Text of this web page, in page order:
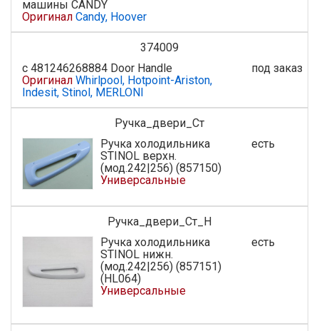
машины CANDY
Оригинал Candy, Hoover
374009
с 481246268884 Door Handle
Оригинал Whirlpool, Hotpoint-Ariston,
Indesit, Stinol, MERLONI
под заказ
Ручка_двери_Ст
Ручка холодильника
STINOL верхн.
(мод.242|256) (857150)
Универсальные
есть
Ручка_двери_Ст_Н
Ручка холодильника
STINOL нижн.
(мод.242|256) (857151)
(HL064)
Универсальные
есть